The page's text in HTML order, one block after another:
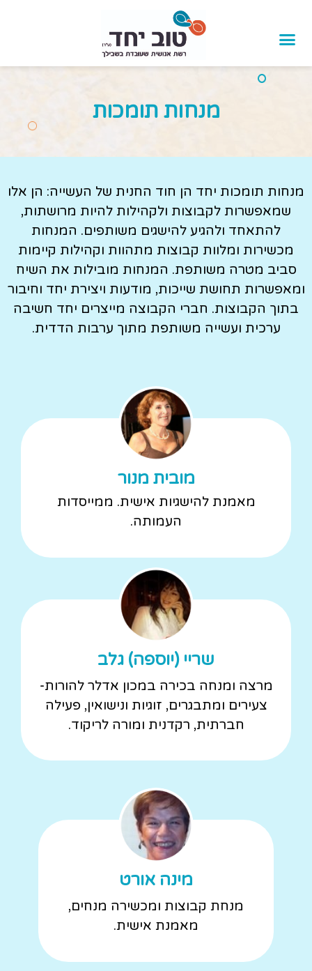
מנחות תומכות
מנחות תומכות יחד הן חוד החנית של העשייה: הן אלו
שמאפשרות לקבוצות ולקהילות להיות מרושתות,
להתאחד ולהגיע להישגים משותפים. המנחות
מכשירות ומלוות קבוצות מתהוות וקהילות קיימות
סביב מטרה משותפת. המנחות מובילות את השיח
ומאפשרות תחושת שייכות, מודעות ויצירת יחד וחיבור
בתוך הקבוצות. חברי הקבוצה מייצרים יחד חשיבה
ערכית ועשייה משותפת מתוך ערבות הדדית.
מובית מנור
מאמנת להישגיות אישית. ממייסדות
העמותה.
שריי (יוספה) גלב
מרצה ומנחה בכירה במכון אדלר להורות-
צעירים ומתבגרים, זוגיות ונישואין, פעילה
חברתית, רקדנית ומורה לריקוד.
מינה אורט
מנחת קבוצות ומכשירה מנחים,
מאמנת אישית.